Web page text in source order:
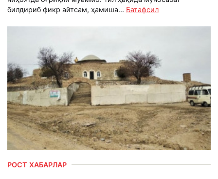
билдириб фикр айтсам, ҳамиша... Батафсил
РОСТ ХАБАРЛАР